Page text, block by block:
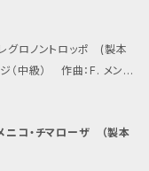
レグロノントロッポ (製本
（中級） 作曲：F. メンデ
。リズムが難しいので、し
に。また、スタッカートや
ニコ・チマローザ （製本